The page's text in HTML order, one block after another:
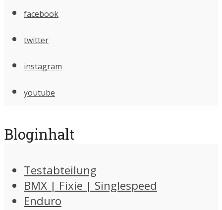
facebook
twitter
instagram
youtube
Bloginhalt
Testabteilung
BMX | Fixie | Singlespeed
Enduro